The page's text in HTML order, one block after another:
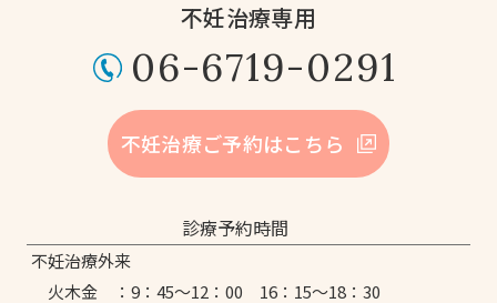
不妊治療専用
06-6719-0291
不妊治療ご予約はこちら
診療予約時間
不妊治療外来
火木金 ： 9：45～12：00 16：15～18：30